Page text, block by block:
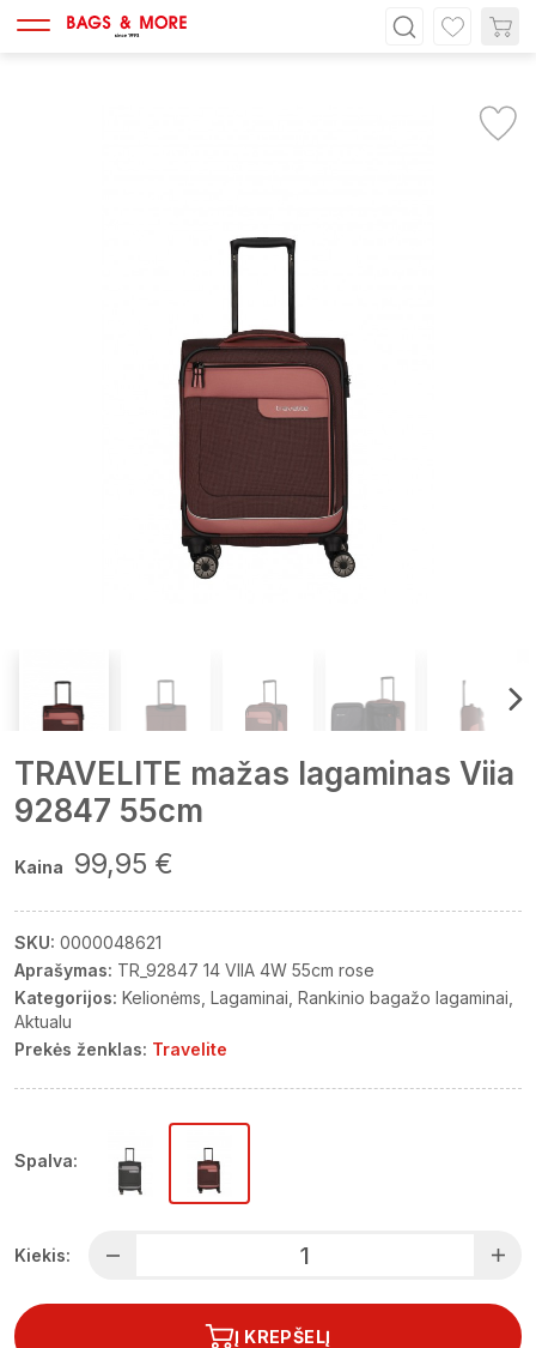
TRAVELITE mažas lagaminas Viia
92847 55cm
Kaina 99,95 €
SKU: 0000048621
Aprašymas: TR_92847 14 VIIA 4W 55cm rose
Kategorijos: Kelionėms Lagaminai Rankinio bagažo lagaminai
Aktualu
Prekės ženklas: Travelite
Spalva:
Kiekis:
Į KREPŠELĮ